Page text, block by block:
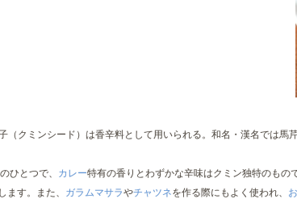
クミンシード）は香辛料として用いられる。和名・漢名では馬
のひとつで、 カレー特有の香りとわずかな辛味はクミン独特のもの
す。また、 ガラムマサラやチャツネを作る際にもよく使われ、